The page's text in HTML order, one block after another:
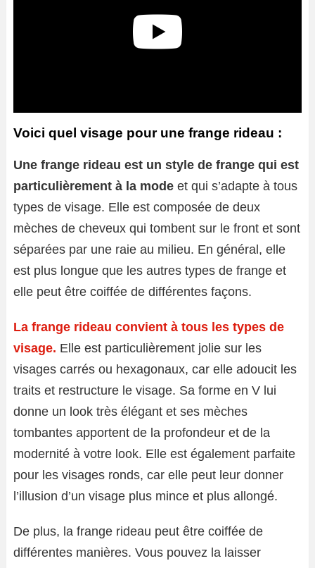
Voici quel visage pour une frange rideau :
Une frange rideau est un style de frange qui est
particulièrement à la mode et qui s’adapte à tous
types de visage. Elle est composée de deux
mèches de cheveux qui tombent sur le front et sont
séparées par une raie au milieu. En général, elle
est plus longue que les autres types de frange et
elle peut être coiffée de différentes façons.
La frange rideau convient à tous les types de
visage. Elle est particulièrement jolie sur les
visages carrés ou hexagonaux, car elle adoucit les
traits et restructure le visage. Sa forme en V lui
donne un look très élégant et ses mèches
tombantes apportent de la profondeur et de la
modernité à votre look. Elle est également parfaite
pour les visages ronds, car elle peut leur donner
l’illusion d’un visage plus mince et plus allongé.
De plus, la frange rideau peut être coiffée de
différentes manières. Vous pouvez la laisser